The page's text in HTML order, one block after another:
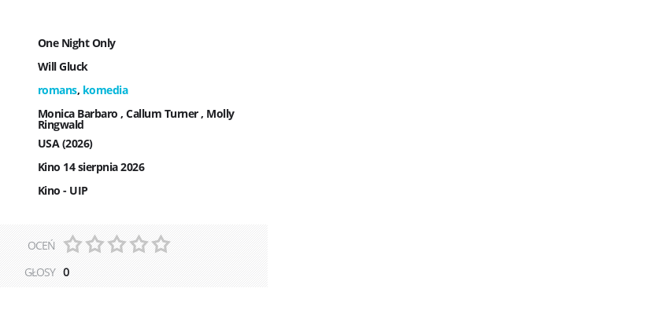
One Night Only
Will Gluck
romans, komedia
Monica Barbaro , Callum Turner, Molly
Ringwald
USA (2026)
Kino 14 sierpnia 2026
Kino - UIP
OCEŃ
GŁOSY 0